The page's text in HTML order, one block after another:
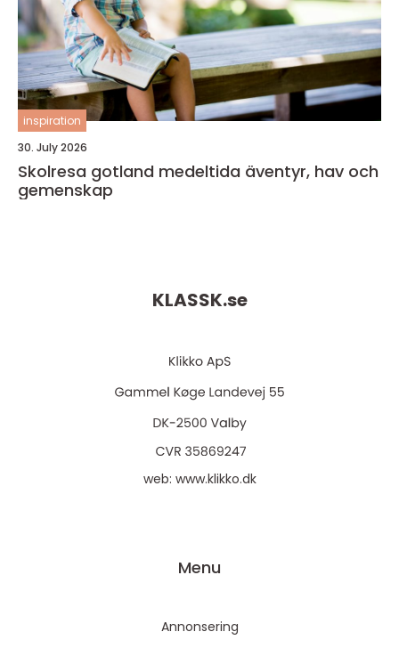
inspiration
30. July 2026
Skolresa gotland medeltida äventyr, hav och
gemenskap
KLASSK.se
web: www.klikko.dk
Menu
Annonsering